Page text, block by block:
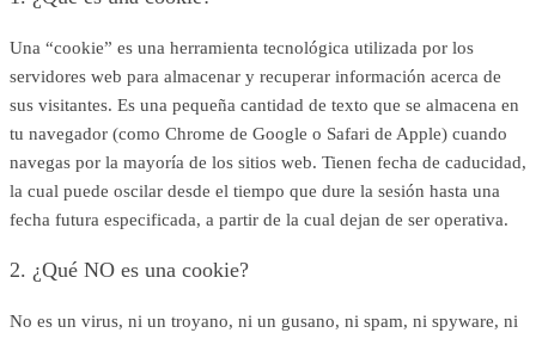
Una “cookie” es una herramienta tecnológica utilizada por los
servidores web para almacenar y recuperar información acerca de
sus visitantes. Es una pequeña cantidad de texto que se almacena en
tu navegador (como Chrome de Google o Safari de Apple) cuando
navegas por la mayoría de los sitios web. Tienen fecha de caducidad,
la cual puede oscilar desde el tiempo que dure la sesión hasta una
fecha futura especificada, a partir de la cual dejan de ser operativa.
2. ¿Qué NO es una cookie?
No es un virus, ni un troyano, ni un gusano, ni spam, ni spyware, ni